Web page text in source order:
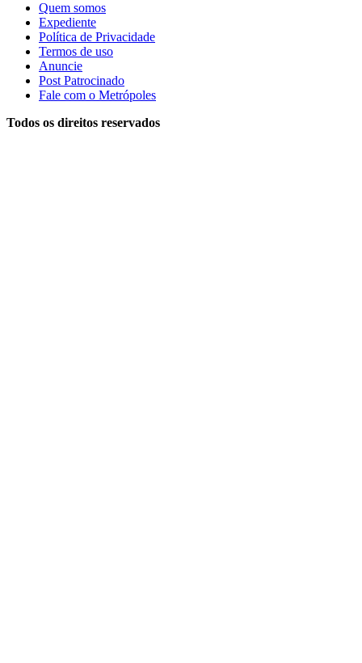
Quem somos
Expediente
Política de Privacidade
Termos de uso
Anuncie
Post Patrocinado
Fale com o Metrópoles
Todos os direitos reservados